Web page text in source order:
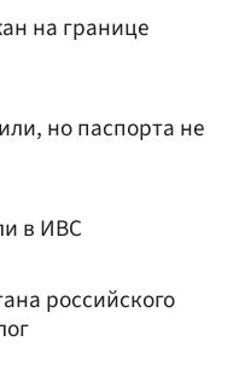
на границе
но паспорта не
в ИВС
российского